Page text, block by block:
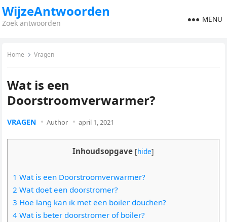
WijzeAntwoorden
Zoek antwoorden MENU
Home Vragen
Wat is een
Doorstroomverwarmer?
VRAGEN Author april 1, 2021
Inhoudsopgave [hide]
1 Wat is een Doorstroomverwarmer?
2 Wat doet een doorstromer?
3 Hoe lang kan ik met een boiler douchen?
4 Wat is beter doorstromer of boiler?